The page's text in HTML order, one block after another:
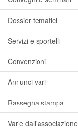
Dossier tematici
Servizi e sportelli
Convenzioni
Annunci vari
Rassegna stampa
Varie dall'associazione